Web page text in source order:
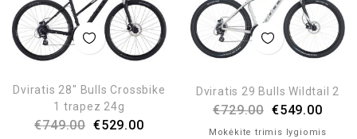
Dviratis 28″ Bulls Crossbike
1 trapez 24g
€749.00 €529.00
Dviratis 29 Bulls Wildtail 2
€729.00 €549.00
Mokėkite trimis lygiomis